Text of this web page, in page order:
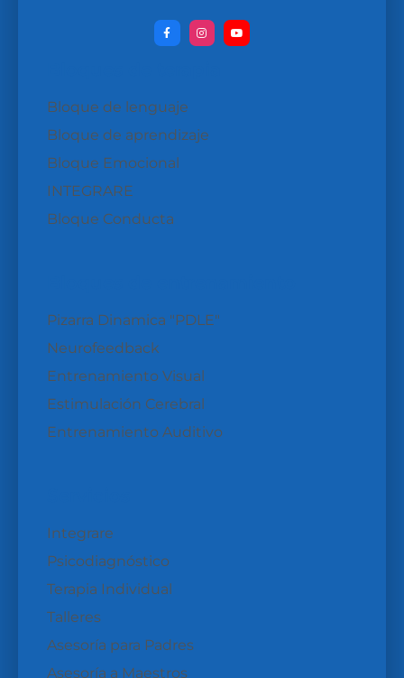
Bloque de lenguaje
Bloque de aprendizaje
Bloque Emocional
INTEGRARE
Bloque Conducta
Pizarra Dinamica "PDLE"
Neurofeedback
Entrenamiento Visual
Estimulación Cerebral
Entrenamiento Auditivo
Integrare
Psicodiagnóstico
Terapia Individual
Talleres
Asesoría para Padres
Asesoría a Maestros